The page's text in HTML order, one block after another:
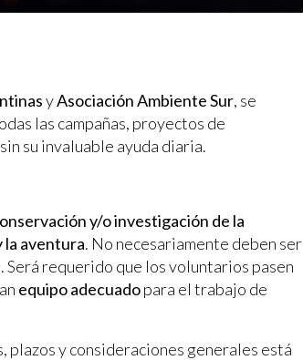
yAsociación Ambiente Sur, se
las campañas, proyectos de
su invaluable ayuda diaria.
y/o investigación de la
la aventura. No necesariamente deben ser
requerido que los voluntarios pasen
equipo adecuadopara el trabajo de
y consideraciones generales está